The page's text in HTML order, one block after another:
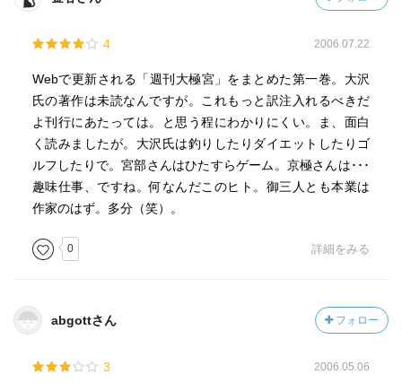
4 2006.07.22
Webで更新される「週刊大極宮」をまとめた第一巻。大沢
氏の著作は未読なんですが。これもっと訳注入れるべきだ
よ刊行にあたっては。と思う程にわかりにくい。ま、面白
く読みましたが。大沢氏は釣りしたりダイエットしたりゴ
ルフしたりで。宮部さんはひたすらゲーム。京極さんは･･･
趣味仕事、ですね。何なんだこのヒト。御三人とも本業は
作家のはず。多分（笑）。
0 詳細をみる
abgottさん フォロー
3 2006.05.06